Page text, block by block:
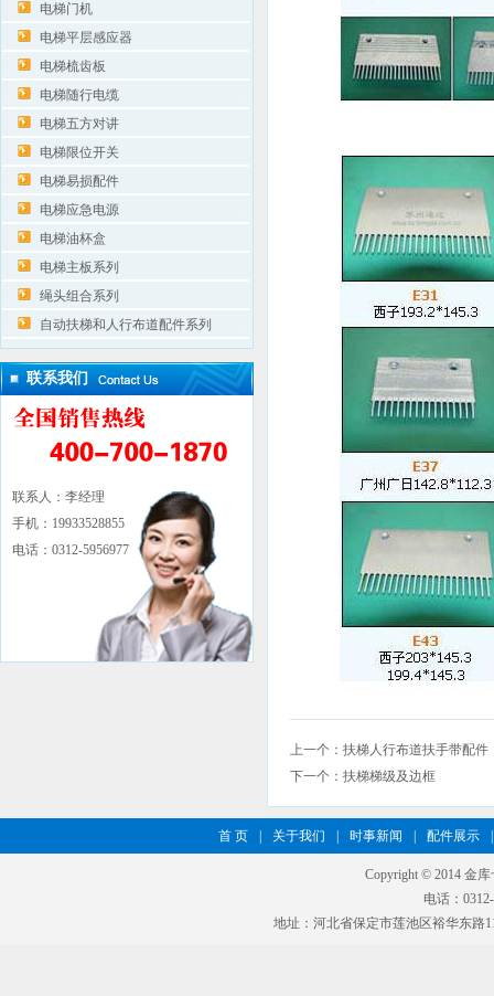
电梯门机
电梯平层感应器
电梯梳齿板
电梯随行电缆
电梯五方对讲
电梯限位开关
电梯易损配件
电梯应急电源
电梯油杯盒
电梯主板系列
绳头组合系列
自动扶梯和人行布道配件系列
联系我们
联系人：李经理
手机：19933528855
电话：0312-5956977
上一个： 扶梯人行布道扶手带配件
下一个： 扶梯梯级及边框
首 页 关于我们 时事新闻 配件展示
Copyright © 2014 金
电话：
地址：河北省保定市莲池区裕华东路